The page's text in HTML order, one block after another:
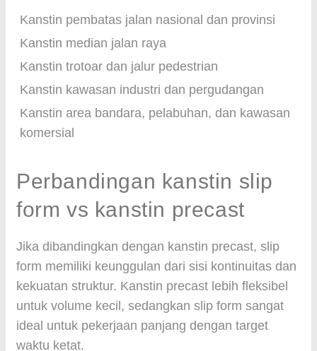
Kanstin pembatas jalan nasional dan provinsi
Kanstin median jalan raya
Kanstin trotoar dan jalur pedestrian
Kanstin kawasan industri dan pergudangan
Kanstin area bandara, pelabuhan, dan kawasan
komersial
Perbandingan kanstin slip
form vs kanstin precast
Jika dibandingkan dengan kanstin precast, slip
form memiliki keunggulan dari sisi kontinuitas dan
kekuatan struktur. Kanstin precast lebih fleksibel
untuk volume kecil, sedangkan slip form sangat
ideal untuk pekerjaan panjang dengan target
waktu ketat.